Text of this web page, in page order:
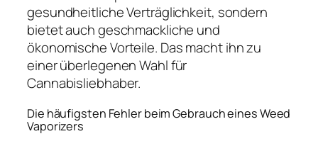
gesundheitliche Verträglichkeit, sondern
bietet auch geschmackliche und
ökonomische Vorteile. Das macht ihn zu
einer überlegenen Wahl für
Cannabisliebhaber.
Die häufigsten Fehler beim Gebrauch eines Weed
Vaporizers